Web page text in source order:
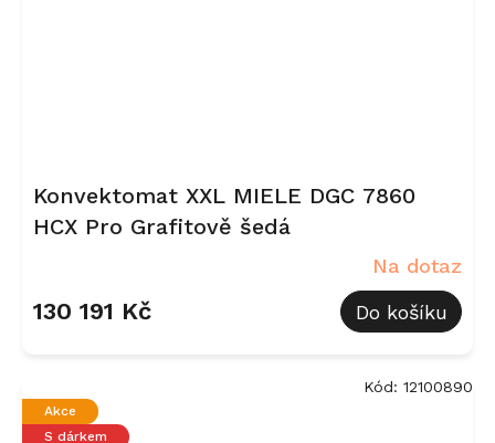
Konvektomat XXL MIELE DGC 7860
HCX Pro Grafitově šedá
Na dotaz
130 191 Kč Do košíku
Akce
S dárkem
Kód: 12100890